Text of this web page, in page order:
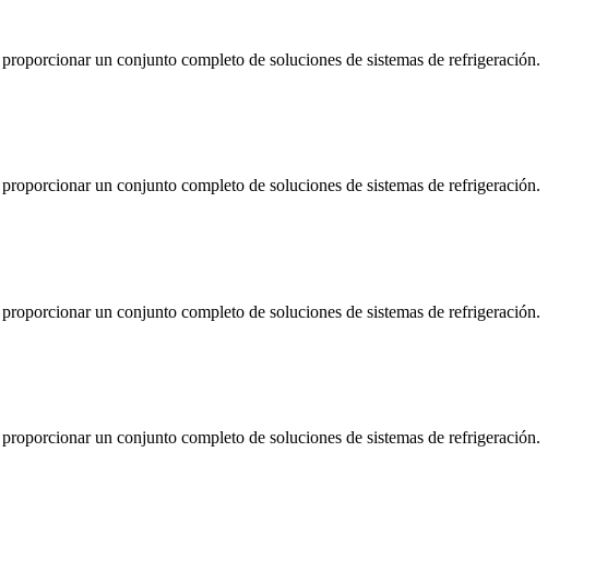
un conjunto completo de soluciones de sistemas de refrigeración.
un conjunto completo de soluciones de sistemas de refrigeración.
un conjunto completo de soluciones de sistemas de refrigeración.
un conjunto completo de soluciones de sistemas de refrigeración.